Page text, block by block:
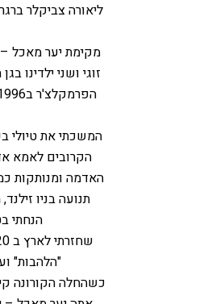
ליאורה צביקלר
מקימת יער מאכל
זוגי ושני ילדינו
המשכתי את טיולי
הקרובים לאמא
האדמה ומנותקות
תנועה בניו
הנחתי
"הלהבות"
כשהחלה הקורונה